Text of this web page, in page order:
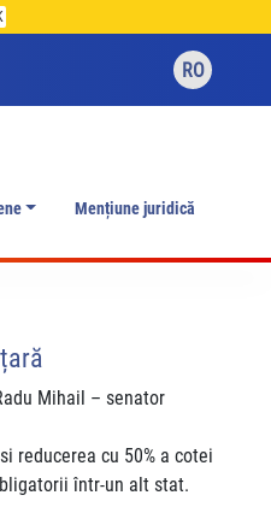
RO
Mențiune juridică
Mihail – senator
reducerea cu 50% a cotei
într-un alt stat.